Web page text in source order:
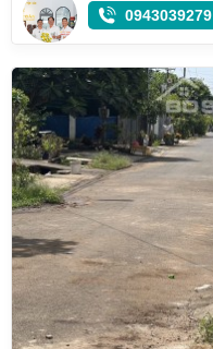
0943039279